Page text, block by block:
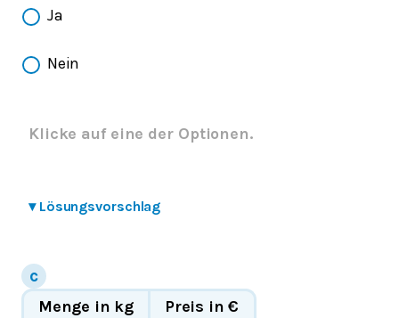
Ja
Nein
Klicke auf eine der Optionen.
▾ Lösungsvorschlag
Menge in kg
Preis in €